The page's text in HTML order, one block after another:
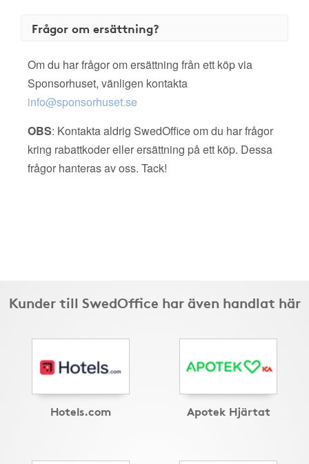
Frågor om ersättning?
Om du har frågor om ersättning från ett köp via
Sponsorhuset, vänligen kontakta
info@sponsorhuset.se
OBS: Kontakta aldrig SwedOffice om du har frågor
kring rabattkoder eller ersättning på ett köp. Dessa
frågor hanteras av oss. Tack!
Kunder till SwedOffice har även handlat här
Hotels.com Apotek Hjärtat